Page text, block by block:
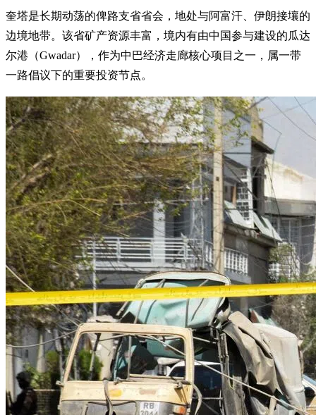
奎塔是长期动荡的俾路支省省会，地处与阿富汗、伊朗接壤的
边境地带。该省矿产资源丰富，境内有由中国参与建设的瓜达
尔港（Gwadar），作为中巴经济走廊核心项目之一，属一带
一路倡议下的重要投资节点。